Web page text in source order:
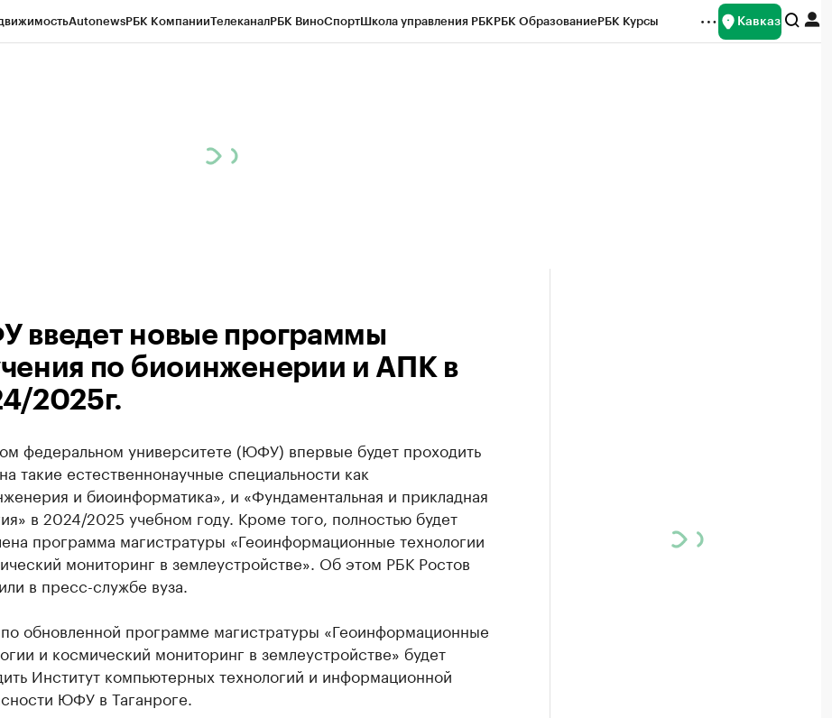
AutonewsРБК КомпанииТелеканалРБК ВиноСпортШкола управления РБКРБК ОбразованиеРБК Курсы Кавказ
введет новые программы
по биоинженерии и АПК в
2025г.
федеральном университете (ЮФУ) впервые будет проходить
такие естественнонаучные специальности как
и биоинформатика», и «Фундаментальная и прикладная
в 2024/2025 учебном году. Кроме того, полностью будет
программа магистратуры «Геоинформационные технологии
мониторинг в землеустройстве». Об этом РБК Ростов
в пресс-службе вуза.
обновленной программе магистратуры «Геоинформационные
и космический мониторинг в землеустройстве» будет
Институт компьютерных технологий и информационной
ЮФУ в Таганроге.